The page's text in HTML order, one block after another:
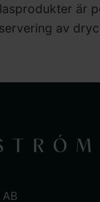
är
av